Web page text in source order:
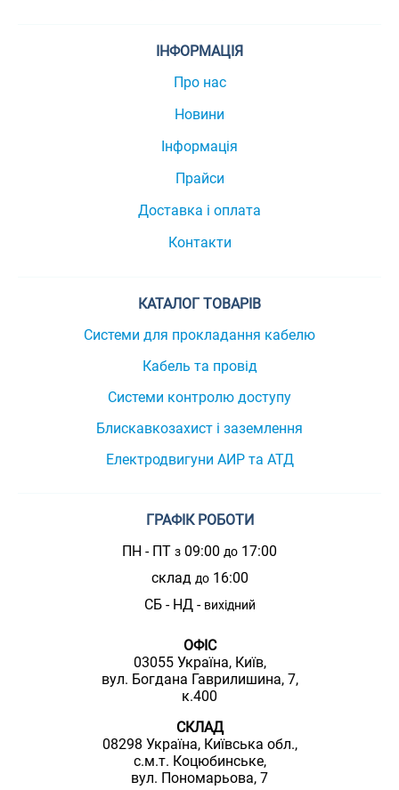
ІНФОРМАЦІЯ
Про нас
Новини
Інформація
Прайси
Доставка і оплата
Контакти
КАТАЛОГ ТОВАРІВ
Системи для прокладання кабелю
Кабель та провід
Системи контролю доступу
Блискавкозахист і заземлення
Електродвигуни АИР та АТД
ГРАФІК РОБОТИ
ПН - ПТ з 09:00 до 17:00
склад до16:00
СБ - НД - вихідний
ОФІС
03055 Україна, Київ,
вул. Богдана Гаврилишина, 7,
к.400
СКЛАД
08298 Україна, Київська обл.,
с.м.т. Коцюбинське,
вул. Пономарьова, 7